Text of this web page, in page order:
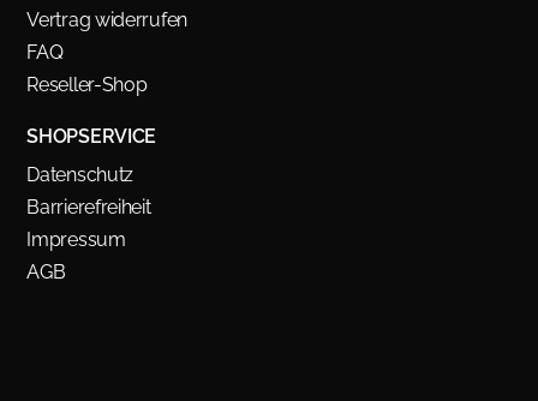
Vertrag widerrufen
FAQ
Reseller-Shop
SHOPSERVICE
Datenschutz
Barrierefreiheit
Impressum
AGB